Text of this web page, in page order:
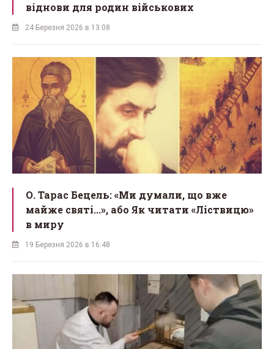
віднови для родин військових
24 Березня 2026 в 13:08
О. Тарас Бецель: «Ми думали, що вже
майже святі...», або Як читати «Ліствицю»
в миру
19 Березня 2026 в 16:48